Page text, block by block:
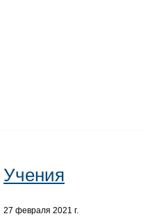
Учения
27 февраля 2021 г.